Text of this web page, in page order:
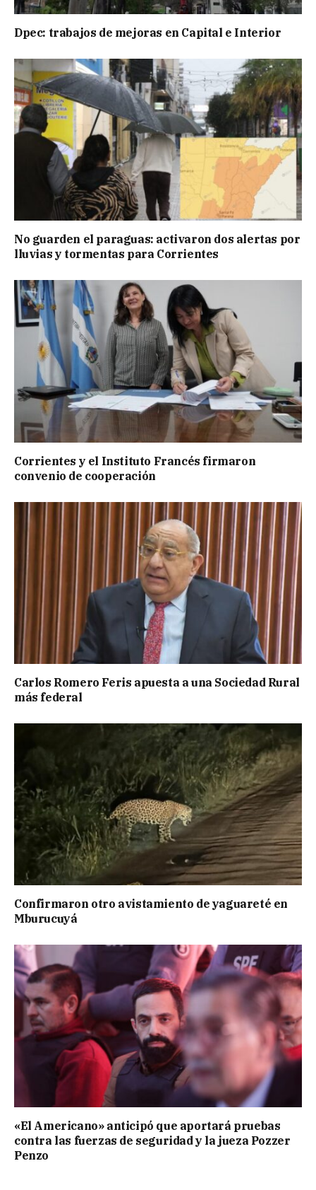
Dpec: trabajos de mejoras en Capital e Interior
No guarden el paraguas: activaron dos alertas por
lluvias y tormentas para Corrientes
Corrientes y el Instituto Francés firmaron
convenio de cooperación
Carlos Romero Feris apuesta a una Sociedad Rural
más federal
Confirmaron otro avistamiento de yaguareté en
Mburucuyá
«El Americano» anticipó que aportará pruebas
contra las fuerzas de seguridad y la jueza Pozzer
Penzo